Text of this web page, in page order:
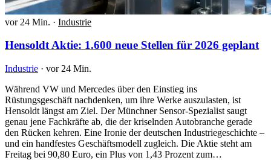
vor 24 Min. · Industrie
Hensoldt Aktie: 1.600 neue Stellen für 2026 geplant
Industrie · vor 24 Min.
Während VW und Mercedes über den Einstieg ins
Rüstungsgeschäft nachdenken, um ihre Werke auszulasten, ist
Hensoldt längst am Ziel. Der Münchner Sensor-Spezialist saugt
genau jene Fachkräfte ab, die der kriselnden Autobranche gerade
den Rücken kehren. Eine Ironie der deutschen Industriegeschichte –
und ein handfestes Geschäftsmodell zugleich. Die Aktie steht am
Freitag bei 90,80 Euro, ein Plus von 1,43 Prozent zum…